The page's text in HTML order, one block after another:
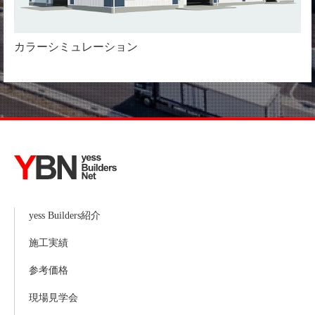
カラーシミュレーション
yess Builders紹介
施工実績
参考価格
現場見学会